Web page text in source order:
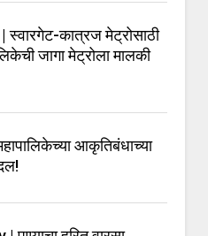
कात्रज मेट्रोसाठी
जागा मेट्रोला मालकी
आकृतिबंधाच्या